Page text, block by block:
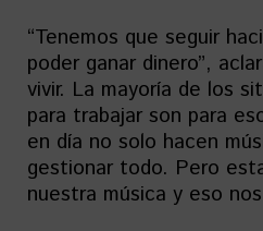
“Tenemos que seguir
poder ganar dinero”,
vivir. La mayoría de los
para trabajar son para
en día no solo hacen
gestionar todo. Pero
nuestra música y eso